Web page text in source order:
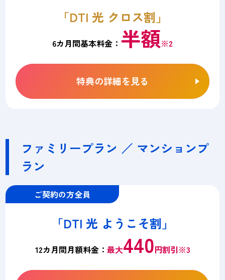
「DTI 光 クロス割」
6カ月間基本料金： 半額※2
特典の詳細を見る
ファミリープラン ／ マンションプ
ラン
ご契約の方全員
「DTI 光 ようこそ割」
12カ月間月額料金： 最大440円割引※3